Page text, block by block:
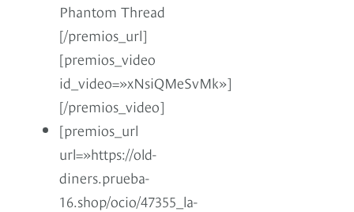
Phantom Thread
[/premios_url]
[premios_video
id_video=»xNsiQMeSvMk»]
[/premios_video]
[premios_url
url=»https://old-
diners.prueba-
16.shop/ocio/47355_la-